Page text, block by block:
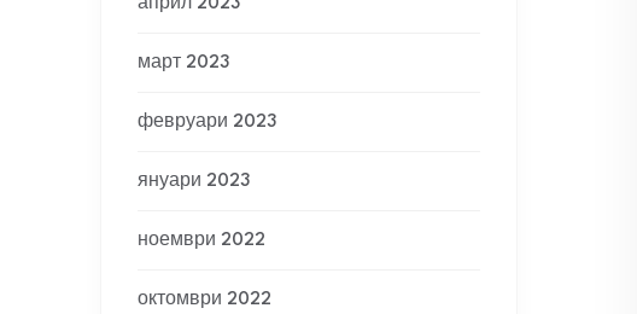
април 2023
март 2023
февруари 2023
януари 2023
ноември 2022
октомври 2022